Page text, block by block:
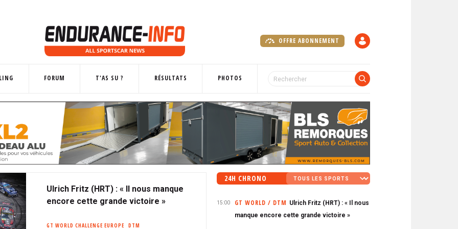
OFFRE ABONNEMENT
FORUM T'AS SU ? RÉSULTATS PHOTOS
Ulrich Fritz (HRT) : « Il nous manque
encore cette grande victoire »
GT WORLD CHALLENGE EUROPE
DTM
24H CHRONO
15:00 GT WORLD / DTM Ulrich Fritz (HRT) : « Il nous
manque encore cette grande victoire »